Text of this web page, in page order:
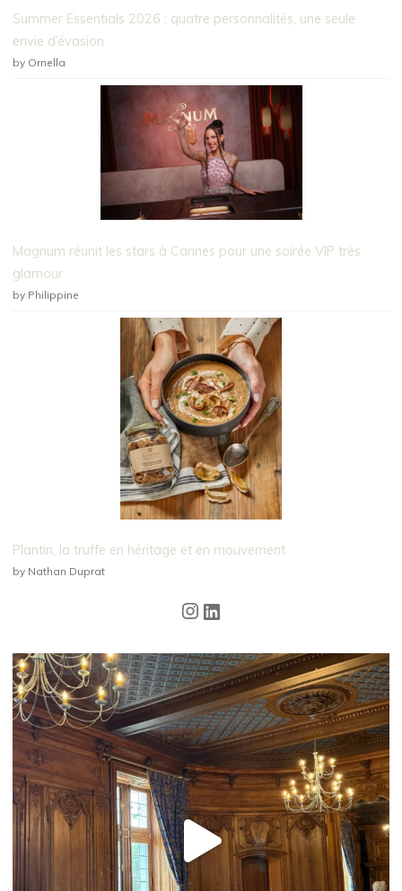
Summer Essentials 2026 : quatre personnalités, une seule
envie d’évasion
by Ornella
Magnum réunit les stars à Cannes pour une soirée VIP très
glamour
by Philippine
Plantin, la truffe en héritage et en mouvement
by Nathan Duprat
Instagram
LinkedIn